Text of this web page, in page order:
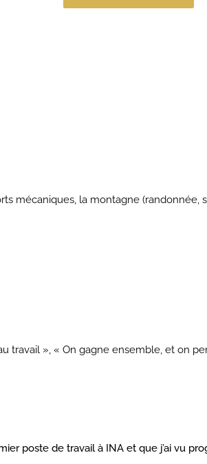
mécaniques, la montagne (randonnée,
travail », « On gagne ensemble, et on
poste de travail à INA et que j’ai vu